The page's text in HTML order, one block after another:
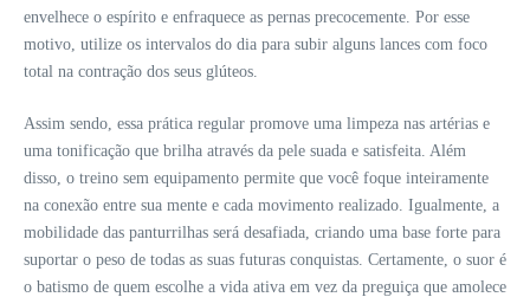
envelhece o espírito e enfraquece as pernas precocemente. Por esse
motivo, utilize os intervalos do dia para subir alguns lances com foco
total na contração dos seus glúteos.
Assim sendo, essa prática regular promove uma limpeza nas artérias e
uma tonificação que brilha através da pele suada e satisfeita. Além
disso, o treino sem equipamento permite que você foque inteiramente
na conexão entre sua mente e cada movimento realizado. Igualmente, a
mobilidade das panturrilhas será desafiada, criando uma base forte para
suportar o peso de todas as suas futuras conquistas. Certamente, o suor é
o batismo de quem escolhe a vida ativa em vez da preguiça que amolece